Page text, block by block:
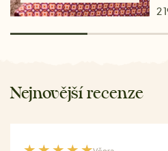
2
Nejnovější recenze